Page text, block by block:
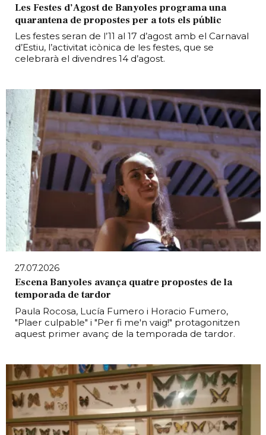
Les Festes d’Agost de Banyoles programa una
quarantena de propostes per a tots els públic
Les festes seran de l’11 al 17 d’agost amb el Carnaval
d’Estiu, l’activitat icònica de les festes, que se
celebrarà el divendres 14 d’agost.
27.07.2026
Escena Banyoles avança quatre propostes de la
temporada de tardor
Paula Rocosa, Lucía Fumero i Horacio Fumero,
"Plaer culpable" i "Per fi me'n vaig!" protagonitzen
aquest primer avanç de la temporada de tardor.